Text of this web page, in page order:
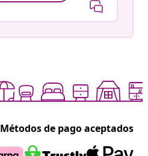
Métodos de pago aceptados